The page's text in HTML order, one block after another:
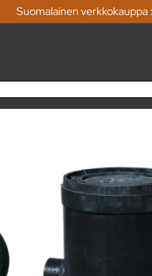
Suomalainen verkkokauppa